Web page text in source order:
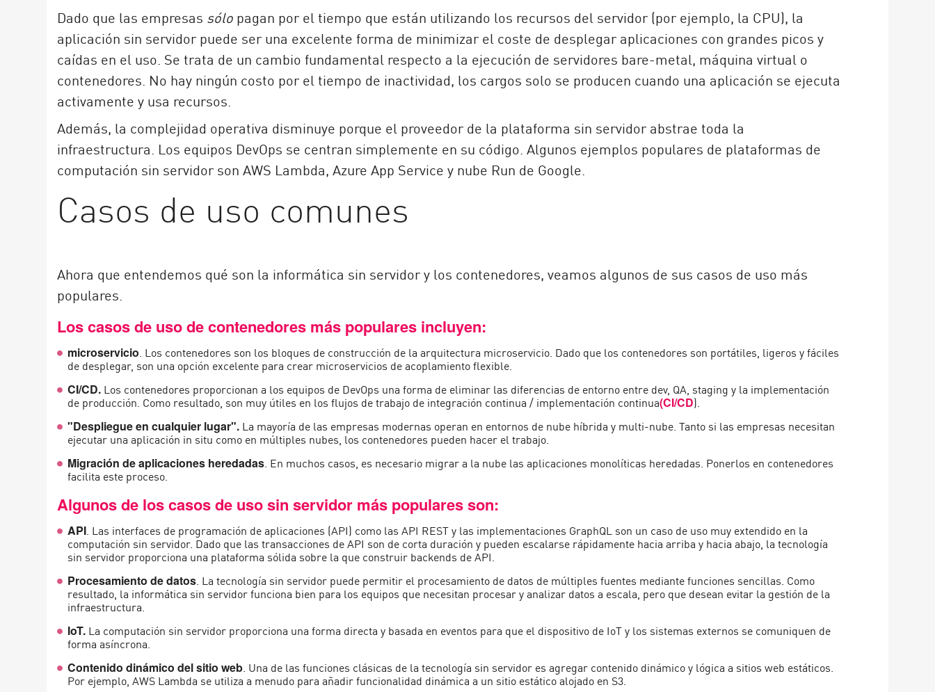
Dado que las empresas sólo pagan por el tiempo que están utilizando los recursos del servidor (por ejemplo, la CPU), la
aplicación sin servidor puede ser una excelente forma de minimizar el coste de desplegar aplicaciones con grandes picos y
caídas en el uso. Se trata de un cambio fundamental respecto a la ejecución de servidores bare-metal, máquina virtual o
contenedores. No hay ningún costo por el tiempo de inactividad, los cargos solo se producen cuando una aplicación se ejecuta
activamente y usa recursos.
Además, la complejidad operativa disminuye porque el proveedor de la plataforma sin servidor abstrae toda la
infraestructura. Los equipos DevOps se centran simplemente en su código. Algunos ejemplos populares de plataformas de
computación sin servidor son AWS Lambda, Azure App Service y nube Run de Google.
Casos de uso comunes
Ahora que entendemos qué son la informática sin servidor y los contenedores, veamos algunos de sus casos de uso más
populares.
Los casos de uso de contenedores más populares incluyen:
microservicio. Los contenedores son los bloques de construcción de la arquitectura microservicio. Dado que los contenedores son portátiles, ligeros y fáciles
de desplegar, son una opción excelente para crear microservicios de acoplamiento flexible.
CI/CD. Los contenedores proporcionan a los equipos de DevOps una forma de eliminar las diferencias de entorno entre dev, QA, staging y la implementación
de producción. Como resultado, son muy útiles en los flujos de trabajo de integración continua / implementación continua(CI/CD).
"Despliegue en cualquier lugar". La mayoría de las empresas modernas operan en entornos de nube híbrida y multi-nube. Tanto si las empresas necesitan
ejecutar una aplicación in situ como en múltiples nubes, los contenedores pueden hacer el trabajo.
Migración de aplicaciones heredadas. En muchos casos, es necesario migrar a la nube las aplicaciones monolíticas heredadas. Ponerlos en contenedores
facilita este proceso.
Algunos de los casos de uso sin servidor más populares son:
API. Las interfaces de programación de aplicaciones (API) como las API REST y las implementaciones GraphQL son un caso de uso muy extendido en la
computación sin servidor. Dado que las transacciones de API son de corta duración y pueden escalarse rápidamente hacia arriba y hacia abajo, la tecnología
sin servidor proporciona una plataforma sólida sobre la que construir backends de API.
Procesamiento de datos. La tecnología sin servidor puede permitir el procesamiento de datos de múltiples fuentes mediante funciones sencillas. Como
resultado, la informática sin servidor funciona bien para los equipos que necesitan procesar y analizar datos a escala, pero que desean evitar la gestión de la
infraestructura.
IoT. La computación sin servidor proporciona una forma directa y basada en eventos para que el dispositivo de IoT y los sistemas externos se comuniquen de
forma asíncrona.
Contenido dinámico del sitio web. Una de las funciones clásicas de la tecnología sin servidor es agregar contenido dinámico y lógica a sitios web estáticos.
Por ejemplo, AWS Lambda se utiliza a menudo para añadir funcionalidad dinámica a un sitio estático alojado en S3.